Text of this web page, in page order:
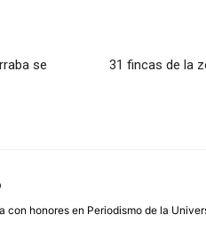
se
31 fincas de la
con honores en Periodismo de la